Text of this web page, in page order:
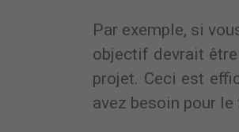
Par exemple, si
objectif devrait
projet. Ceci est
avez besoin pour